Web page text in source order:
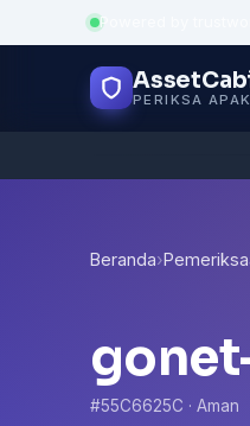
Powered by
Beranda›
#55C6625C · Aman